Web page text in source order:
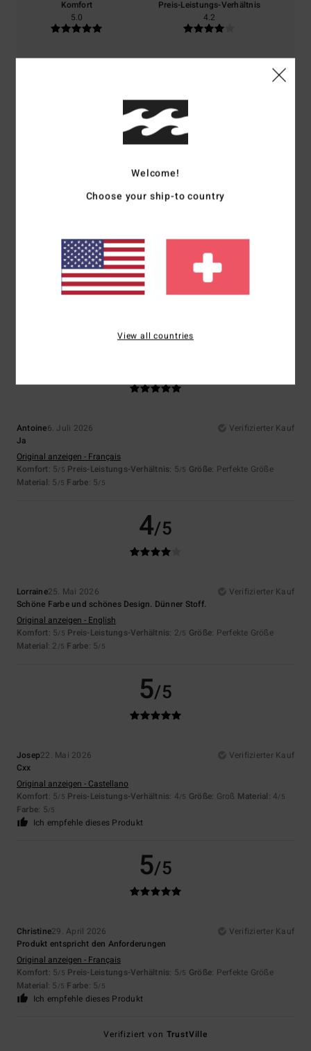
Komfort
5.0
Preis-Leistungs-Verhältnis
4.2
Farbe
5.0
9. Juli 2026
Weil ich sehr zufrieden mit meiner Bestellung war.
Antoine6. Juli 2026
Verifizierter Kauf
Ja
Original anzeigen - Français
Komfort: 5/5 Preis-Leistungs-Verhältnis: 5/5 Größe: Perfekte Größe
Material: 5 /5 Farbe: 5/5
4/5
Lorraine25. Mai 2026
Verifizierter Kauf
Schöne Farbe und schönes Design. Dünner Stoff.
Original anzeigen - English
Komfort: 5/5 Preis-Leistungs-Verhältnis: 2/5 Größe: Perfekte Größe
Material: 2 /5 Farbe: 5/5
5/5
Josep22. Mai 2026
Verifizierter Kauf
Cxx
Original anzeigen - Castellano
Komfort: 5/5 Preis-Leistungs-Verhältnis: 4/5 Größe: Groß Material: 4/5
Farbe: 5/5
Ich empfehle dieses Produkt
5/5
Christine29. April 2026
Verifizierter Kauf
Produkt entspricht den Anforderungen
Original anzeigen - Français
Komfort: 5/5 Preis-Leistungs-Verhältnis: 5/5 Größe: Perfekte Größe
Material: 5 /5 Farbe: 5/5
Ich empfehle dieses Produkt
Verifiziert von TrustVille
Welcome!
Choose your ship-to country
View all countries